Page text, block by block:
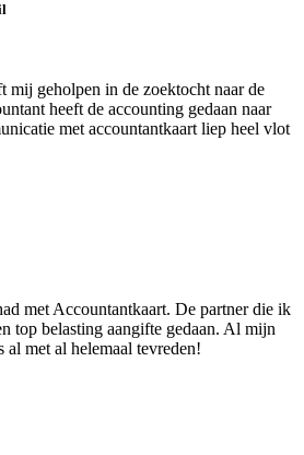
mij geholpen in de zoektocht naar de
heeft de accounting gedaan naar
met accountantkaart liep heel vlot
met Accountantkaart. De partner die ik
top belasting aangifte gedaan. Al mijn
al met al helemaal tevreden!